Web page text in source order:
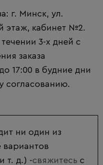
г. Минск, ул.
этаж, кабинет №2.
3-х дней с
заказа
17:00 в будние дни
согласованию.
ни один из
т. д.) -свяжитесь с